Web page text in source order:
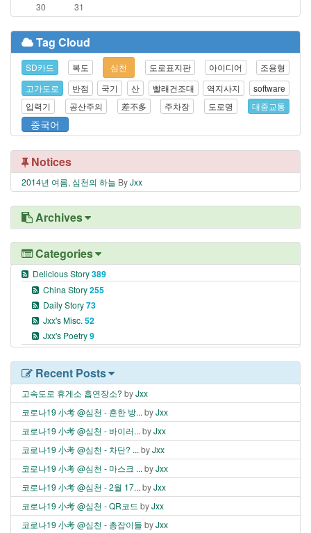
30
31
Tag Cloud
SD카드 복도 심천 도로표지판 아이디어
조용형
고가도로
반점 국기 산 빨래건조대 역지사지
software
입력기
공산주의 差不多 주차장 도로명 대중교통
중국어
Notices
2014년 여름, 심천의 하늘 ByJxx
Archives
Categories
Delicious Story389
China Story255
Daily Story73
Jxx's Misc. 52
Jxx's Poetry9
Recent Posts
고속도로 휴게소 흡연장소? byJxx
코로나19 小考 @심천 - 흔한 방... byJxx
코로나19 小考 @심천 - 바이러... byJxx
코로나19 小考 @심천 - 차단? ... byJxx
코로나19 小考 @심천 - 마스크 ... byJxx
코로나19 小考 @심천 - 2월 17... byJxx
코로나19 小考 @심천 - QR코드 byJxx
코로나19 小考 @심천 - 총잡이들 byJxx